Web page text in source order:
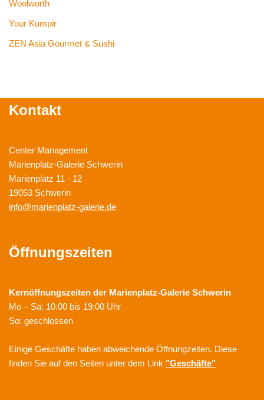
Woolworth
Your Kumpir
ZEN Asia Gourmet & Sushi
Kontakt
Center Management
Marienplatz-Galerie Schwerin
Marienplatz 11 - 12
19053 Schwerin
info@marienplatz-galerie.de
Öffnungszeiten
Kernöffnungszeiten der Marienplatz-Galerie Schwerin
Mo – Sa: 10:00 bis 19:00 Uhr
So: geschlossen
Einige Geschäfte haben abweichende Öffnungzeiten. Diese
finden Sie auf den Seiten unter dem Link "Geschäfte"